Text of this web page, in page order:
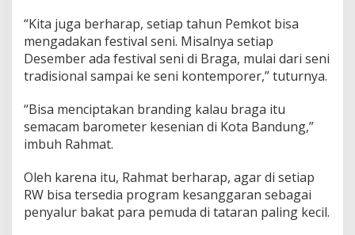
“Kita juga berharap, setiap tahun Pemkot bisa
mengadakan festival seni. Misalnya setiap
Desember ada festival seni di Braga, mulai dari seni
tradisional sampai ke seni kontemporer,” tuturnya.
“Bisa menciptakan branding kalau braga itu
semacam barometer kesenian di Kota Bandung,”
imbuh Rahmat.
Oleh karena itu, Rahmat berharap, agar di setiap
RW bisa tersedia program kesanggaran sebagai
penyalur bakat para pemuda di tataran paling kecil.